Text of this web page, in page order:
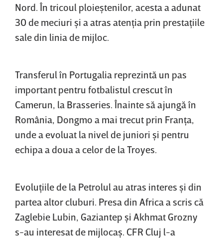
Nord. În tricoul ploieştenilor, acesta a adunat
30 de meciuri şi a atras atenţia prin prestaţiile
sale din linia de mijloc.
Transferul în Portugalia reprezintă un pas
important pentru fotbalistul crescut în
Camerun, la Brasseries. Înainte să ajungă în
România, Dongmo a mai trecut prin Franţa,
unde a evoluat la nivel de juniori şi pentru
echipa a doua a celor de la Troyes.
Evoluţiile de la Petrolul au atras interes şi din
partea altor cluburi. Presa din Africa a scris că
Zaglebie Lubin, Gaziantep şi Akhmat Grozny
s-au interesat de mijlocaş. CFR Cluj l-a